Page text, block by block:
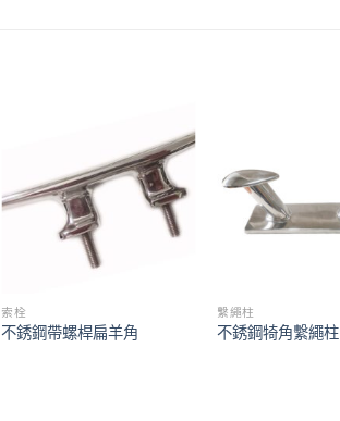
索栓
不銹鋼帶螺桿扁羊角
繫繩柱
不銹鋼犄角繫繩柱